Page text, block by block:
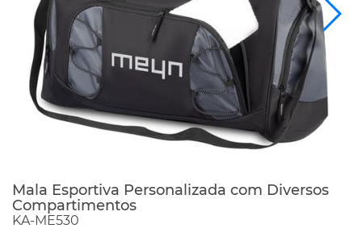
Mala Esportiva Personalizada com Diversos
Compartimentos
KA-ME530